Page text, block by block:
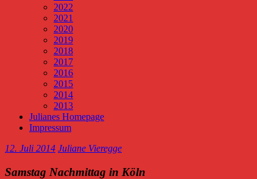
2022
2021
2020
2019
2018
2017
2016
2015
2014
2013
Julianes Homepage
Impressum
12. Juli 2014 Juliane Vieregge
Samstag Nachmittag in Köln